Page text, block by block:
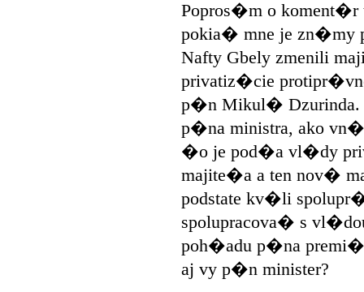
Popros�m o
pokia� mne je
Nafty Gbely zmenili
privatiz�cie
p�n Mikul� Dzurinda.
p�na ministra, ako
�o je pod�a vl�dy
majite�a a ten nov�
podstate kv�li
spolupracova� s
poh�adu p�na
aj vy p�n minister?